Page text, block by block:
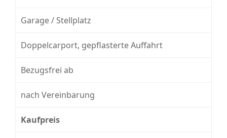
Garage / Stellplatz
Doppelcarport, gepflasterte Auffahrt
Bezugsfrei ab
nach Vereinbarung
Kaufpreis